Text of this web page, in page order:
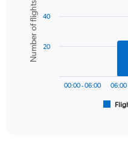
axis
displaying
values.
Range:
chart
with
bars.
The
graphic.
Number of flights
00:00 - 06:00 06:00
20
40